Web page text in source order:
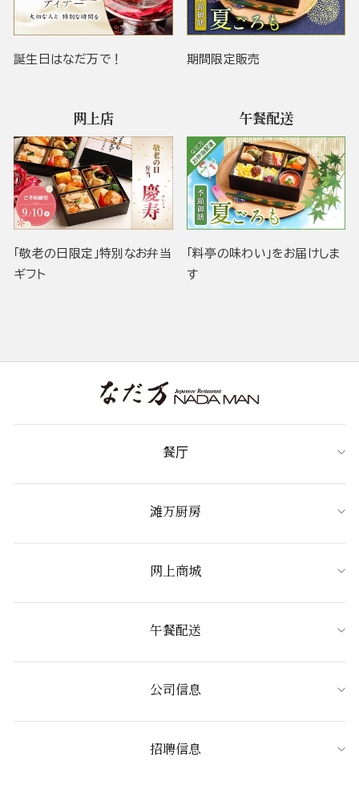
誕生日はなだ万で！ 期間限定販売
网上店
「敬老の日限定」特別なお弁当
ギフト
午餐配送
「料亭の味わい」をお届けしま
す
餐厅
滩万厨房
网上商城
午餐配送
公司信息
招聘信息